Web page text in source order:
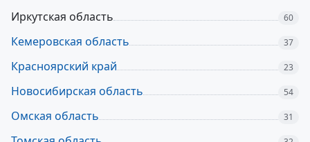
Иркутская область 60
Кемеровская область 37
Красноярский край 23
Новосибирская область 54
Омская область 31